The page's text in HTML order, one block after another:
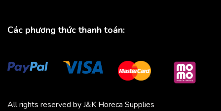
Các phương thức thanh toán:
All rights reserved by J&K Horeca Supplies